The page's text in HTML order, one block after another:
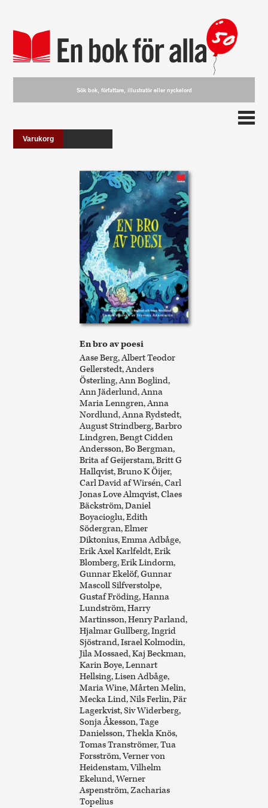
Varukorg
En bro av poesi
Aase Berg, Albert Teodor
Gellerstedt, Anders
Österling, Ann Boglind,
Ann Jäderlund, Anna
Maria Lenngren, Anna
Nordlund, Anna Rydstedt,
August Strindberg, Barbro
Lindgren, Bengt Cidden
Andersson, Bo Bergman,
Brita af Geijerstam, Britt G
Hallqvist, Bruno K Öijer,
Carl David af Wirsén, Carl
Jonas Love Almqvist, Claes
Bäckström, Daniel
Boyacioglu, Edith
Södergran, Elmer
Diktonius, Emma Adbåge,
Erik Axel Karlfeldt, Erik
Blomberg, Erik Lindorm,
Gunnar Ekelöf, Gunnar
Mascoll Silfverstolpe,
Gustaf Fröding, Hanna
Lundström, Harry
Martinsson, Henry Parland,
Hjalmar Gullberg, Ingrid
Sjöstrand, Israel Kolmodin,
Jila Mossaed, Kaj Beckman,
Karin Boye, Lennart
Hellsing, Lisen Adbåge,
Maria Wine, Mårten Melin,
Mecka Lind, Nils Ferlin, Pär
Lagerkvist, Siv Widerberg,
Sonja Åkesson, Tage
Danielsson, Thekla Knös,
Tomas Tranströmer, Tua
Forsström, Verner von
Heidenstam, Vilhelm
Ekelund, Werner
Aspenström, Zacharias
Topelius